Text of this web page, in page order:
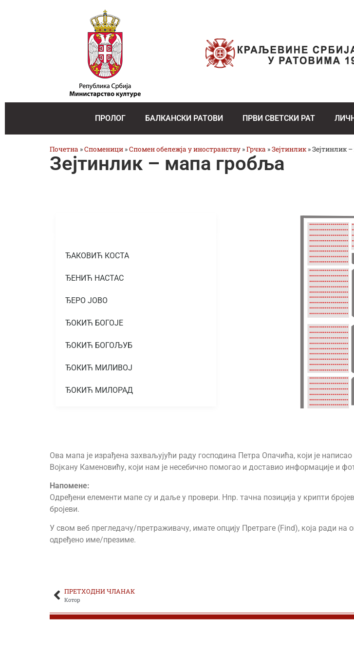
ПРОЛОГ БАЛКАНСКИ РАТОВИ ПРВИ СВЕТСКИ РАТ
Почетна »Споменици »Спомен обележја у иностранству »Грчка »Зејтинлик »Зејтинлик
Зејтинлик – мапа гробља
ЂАКОВИЋ КОСТА
ЂЕНИЋ НАСТАС
ЂЕРО ЈОВО
ЂОКИЋ БОГОЈЕ
ЂОКИЋ БОГОЉУБ
ЂОКИЋ МИЛИВОЈ
ЂОКИЋ МИЛОРАД
ЂОКИЋ ОБРАД
ЂОКИЋ-ЂУРИЋ ДРАГУТИН
ЂОКОВИЋ МИЛАН
ЂОРЂЕВИЋ АЛЕКСА
ЂОРЂЕВИЋ ДРАГОСЛАВ
ЂОРЂЕВИЋ ЖИВКО
Ова мапа је израђена захваљујући раду господина Петра Опачића, који је
Војкану Каменовићу, који нам је несебично помогао и доставио информације и
Напоменe:
Одређени елементи мапе су и даље у провери. Нпр. тачна позиција у крипти
бројеви.
У свом веб прегледачу/претраживачу, имате опцију Претраге (Find), која ради
одређено име/презиме.
ПРЕТХОДНИ ЧЛАНАК
Котор